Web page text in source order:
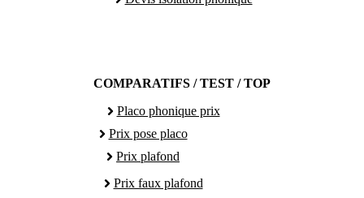
COMPARATIFS / TEST / TOP
Placo phonique prix
Prix pose placo
Prix plafond
Prix faux plafond